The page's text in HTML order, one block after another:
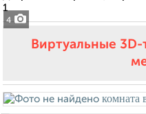
4
1
Виртуальные